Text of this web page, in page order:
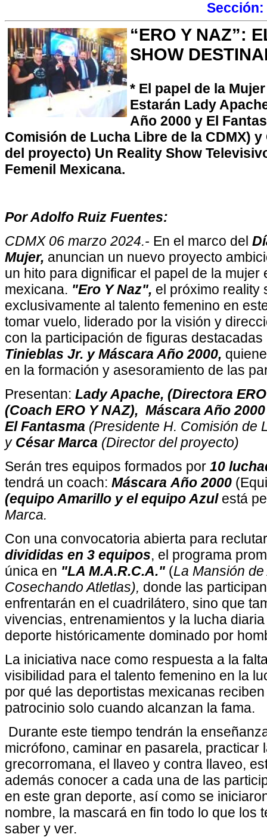
Sección:
“ERO Y NAZ”:
SHOW
* El papel de la
Estarán Lady
Año 2000 y El
Comisión de Lucha Libre de la CDMX)
del proyecto) Un Reality Show
Femenil Mexicana.
Por Adolfo Ruiz Fuentes:
CDMX 06 marzo 2024.- En el marco del
Mujer, anuncian un nuevo proyecto
un hito para dignificar el papel de la mujer
mexicana. "Ero Y Naz", el próximo reality
exclusivamente al talento femenino en
tomar vuelo, liderado por la visión y
con la participación de figuras
Tinieblas Jr. y Máscara Año 2000,
en la formación y asesoramiento de las
Presentan: Lady Apache, (Directora
(Coach ERO Y NAZ), Máscara Año
El Fantasma (Presidente H. Comisión de
y César Marca (Director del proyecto)
Serán tres equipos formados por 10
tendrá un coach: Máscara Año 2000
(equipo Amarillo y el equipo Azul está
Marca.
Con una convocatoria abierta para
divididas en 3 equipos, el programa
única en "LA M.A.R.C.A." (La Mansión
Cosechando Atletlas), donde las
enfrentarán en el cuadrilátero, sino que
vivencias, entrenamientos y la lucha
deporte históricamente dominado por
La iniciativa nace como respuesta a la
visibilidad para el talento femenino en la
por qué las deportistas mexicanas
patrocinio solo cuando alcanzan la fama.
Durante este tiempo tendrán la
micrófono, caminar en pasarela, practicar
grecorromana, el llaveo y contra llaveo,
además conocer a cada una de las
en este gran deporte, así como se
nombre, la mascará en fin todo lo que los
saber y ver.